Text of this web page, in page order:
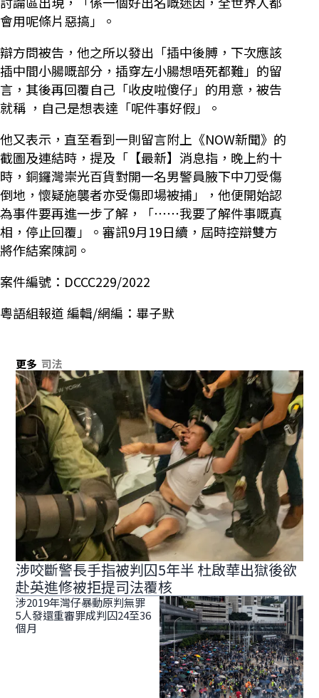
會用呢條片惡搞」。
辯方問被告，他之所以發出「插中後膊，下次應該
插中間小腸嘅部分，插穿左小腸想唔死都難」的留
言，其後再回覆自己「收皮啦傻仔」的用意，被告
就稱 ，自己是想表達「呢件事好假」。
他又表示，直至看到一則留言附上《NOW新聞》的
截圖及連結時，提及「【最新】消息指，晚上約十
時，銅鑼灣崇光百貨對開一名男警員腋下中刀受傷
倒地，懷疑施襲者亦受傷即場被捕」，他便開始認
為事件要再進一步了解，「⋯⋯我要了解件事嘅真
相，停止回覆」。審訊9月19日續，屆時控辯雙方
將作結案陳詞。
案件編號：DCCC229/2022
粵語組報道 編輯/網編：畢子默
更多 司法
涉咬斷警長手指被判囚5年半 杜啟華出獄後欲
赴英進修被拒提司法覆核
涉2019年灣仔暴動原判無罪
5人發還重審罪成判囚24至36
個月